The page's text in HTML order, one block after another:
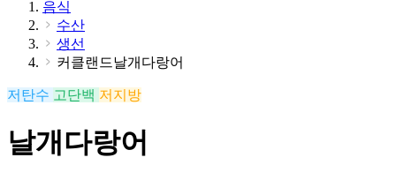
음식
수산
생선
커클랜드날개다랑어
저탄수 고단백 저지방
날개다랑어